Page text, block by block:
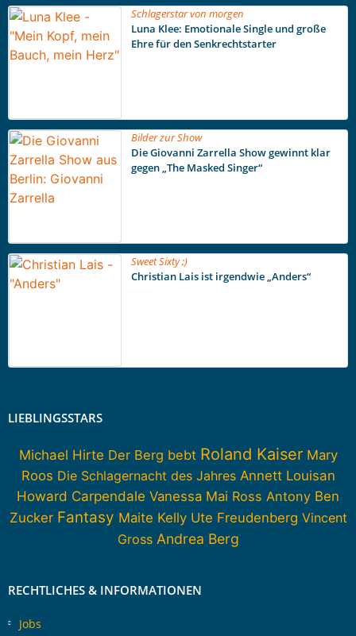
Schlagerstar von morgen
Luna Klee: Emotionale Single und große
Ehre für den Senkrechtstarter
Bilder zur Show
Die Giovanni Zarrella Show gewinnt klar
gegen „The Masked Singer“
Sweet Sixty ;)
Christian Lais ist irgendwie „Anders“
LIEBLINGSSTARS
Michael Hirte Der Berg bebt Roland Kaiser Mary
Roos Die Schlagernacht des Jahres Annett Louisan
Howard Carpendale Vanessa Mai Ross Antony Ben
Zucker Fantasy Maite Kelly Ute Freudenberg Vincent
Gross Andrea Berg
RECHTLICHES & INFORMATIONEN
Jobs